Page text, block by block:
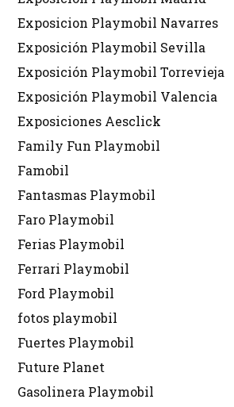
Exposicion Playmobil Navarres
Exposición Playmobil Sevilla
Exposición Playmobil Torrevieja
Exposición Playmobil Valencia
Exposiciones Aesclick
Family Fun Playmobil
Famobil
Fantasmas Playmobil
Faro Playmobil
Ferias Playmobil
Ferrari Playmobil
Ford Playmobil
fotos playmobil
Fuertes Playmobil
Future Planet
Gasolinera Playmobil